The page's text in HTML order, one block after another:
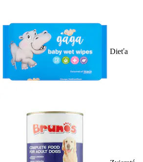
Dieťa